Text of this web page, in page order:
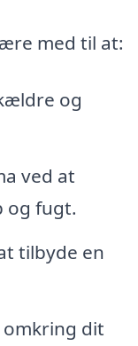
med til at:
og
ved at
og fugt.
tilbyde en
dit